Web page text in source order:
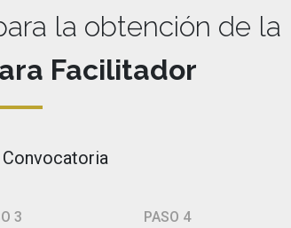
la obtención de la
Facilitador
3 PASO 4